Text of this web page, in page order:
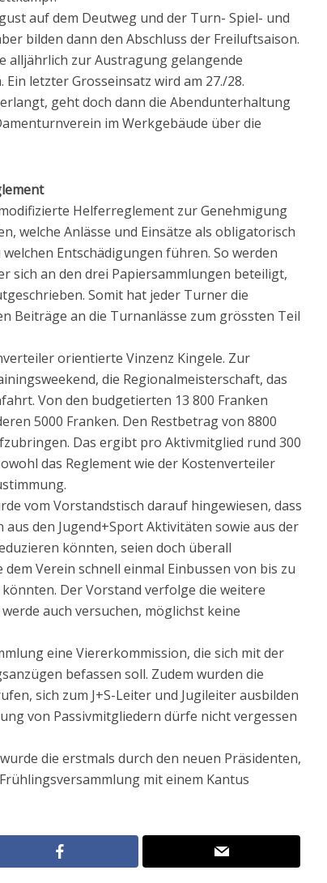
auf dem Deutweg und der Turn- Spiel- und
bilden dann den Abschluss der Freiluftsaison.
alljährlich zur Austragung gelangende
letzter Grosseinsatz wird am 27./28.
geht doch dann die Abendunterhaltung
im Werkgebäude über die
Helferreglement zur Genehmigung
welche Anlässe und Einsätze als obligatorisch
Entschädigungen führen. So werden
sich an den drei Papiersammlungen beteiligt,
Somit hat jeder Turner die
Beiträge an die Turnanlässe zum grössten Teil
orientierte Vinzenz Kingele. Zur
die Regionalmeisterschaft, das
Von den budgetierten 13 800 Franken
5000 Franken. Den Restbetrag von 8800
Das ergibt pro Aktivmitglied rund 300
das Reglement wie der Kostenverteiler
vom Vorstandstisch darauf hingewiesen, dass
aus den Jugend+Sport Aktivitäten sowie aus der
könnten, seien doch überall
Verein schnell einmal Einbussen von bis zu
Der Vorstand verfolge die weitere
auch versuchen, möglichst keine
eine Viererkommission, die sich mit der
befassen soll. Zudem wurden die
sich zum J+S-Leiter und Jugileiter ausbilden
von Passivmitgliedern dürfe nicht vergessen
die erstmals durch den neuen Präsidenten,
mit einem Kantus